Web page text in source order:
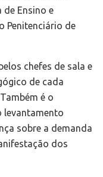
de Ensino e
Penitenciário de
chefes de sala e
de cada
é o
levantamento
sobre a demanda
dos